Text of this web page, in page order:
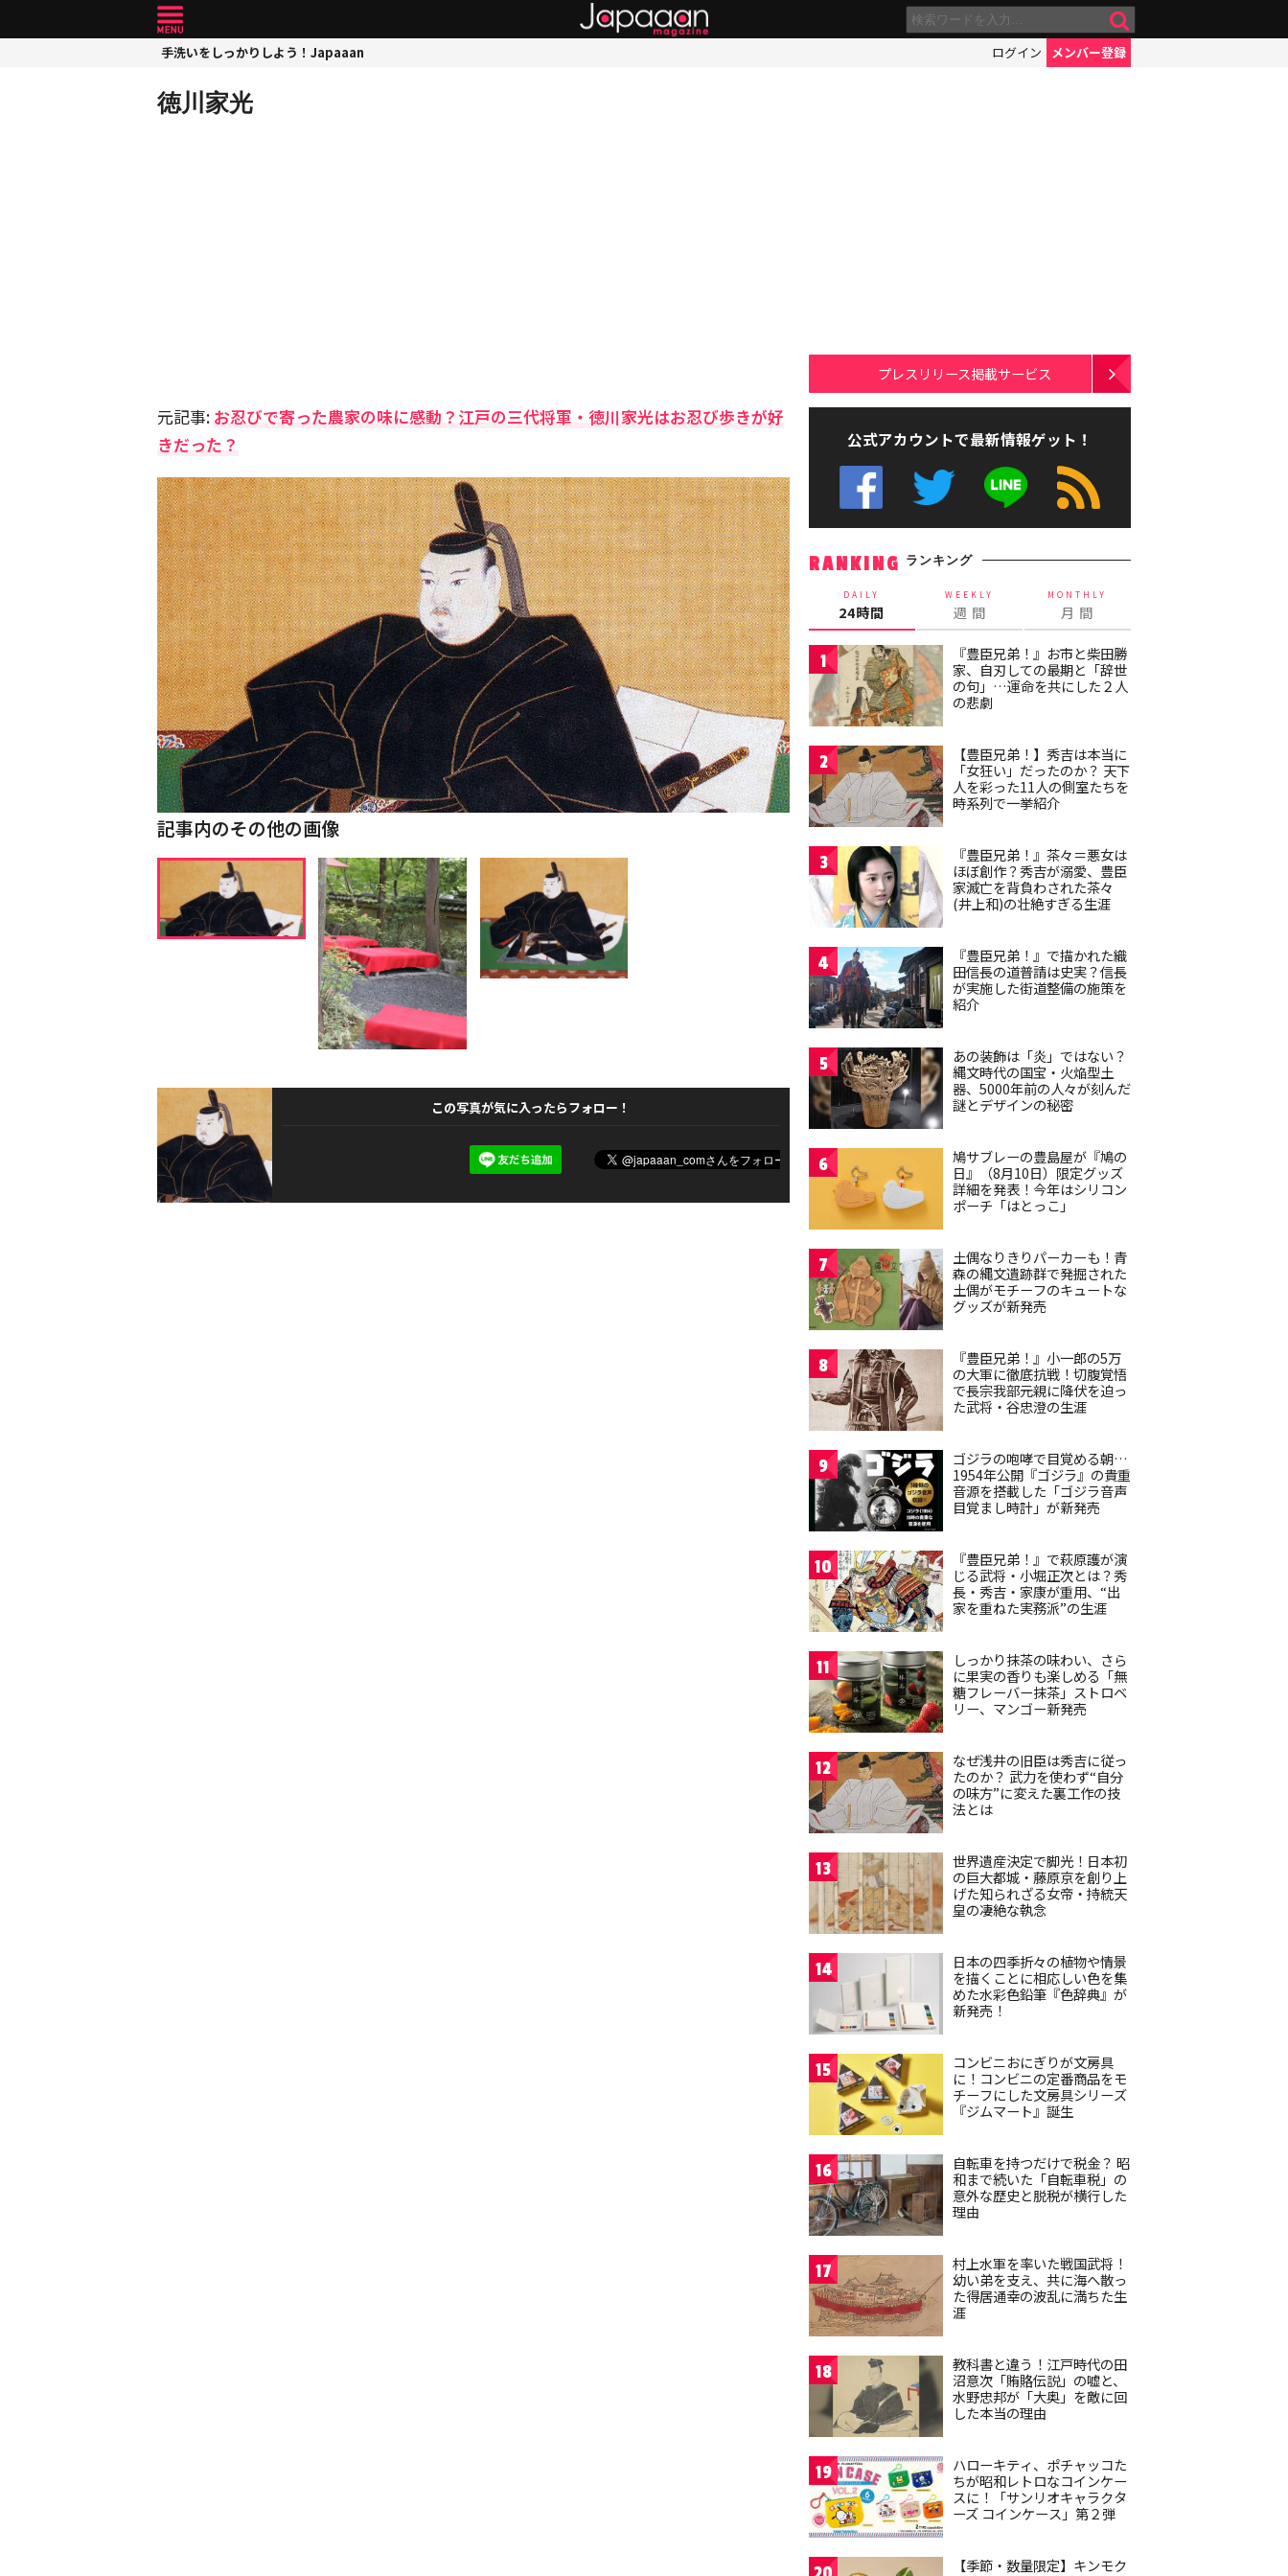
手洗いをしっかりしよう！Japaaan ログイン メンバー登録
徳川家光
元記事: お忍びで寄った農家の味に感動？江戸の三代将軍・徳川家光はお忍び歩きが好
きだった？
記事内のその他の画像
この写真が気に入ったらフォロー！
プレスリリース掲載サービス
公式アカウントで最新情報ゲット！
RANKING ランキング
DAILY
24時間
WEEKLY
週 間
MONTHLY
月 間
1
『豊臣兄弟！』お市と柴田勝
家、自刃しての最期と「辞世
の句」…運命を共にした２人
の悲劇
2
【豊臣兄弟！】秀吉は本当に
「女狂い」だったのか？ 天下
人を彩った11人の側室たちを
時系列で一挙紹介
3
『豊臣兄弟！』茶々＝悪女は
ほぼ創作？秀吉が溺愛、豊臣
家滅亡を背負わされた茶々
(井上和)の壮絶すぎる生涯
4
『豊臣兄弟！』で描かれた織
田信長の道普請は史実？信長
が実施した街道整備の施策を
紹介
5
あの装飾は「炎」ではない？
縄文時代の国宝・火焔型土
器、5000年前の人々が刻んだ
謎とデザインの秘密
6
鳩サブレーの豊島屋が『鳩の
日』（8月10日）限定グッズ
詳細を発表！今年はシリコン
ポーチ「はとっこ」
7
土偶なりきりパーカーも！青
森の縄文遺跡群で発掘された
土偶がモチーフのキュートな
グッズが新発売
8
『豊臣兄弟！』小一郎の5万
の大軍に徹底抗戦！切腹覚悟
で長宗我部元親に降伏を迫っ
た武将・谷忠澄の生涯
9
ゴジラの咆哮で目覚める朝…
1954年公開『ゴジラ』の貴重
音源を搭載した「ゴジラ音声
目覚まし時計」が新発売
10
『豊臣兄弟！』で萩原護が演
じる武将・小堀正次とは？秀
長・秀吉・家康が重用、“出
家を重ねた実務派”の生涯
11
しっかり抹茶の味わい、さら
に果実の香りも楽しめる「無
糖フレーバー抹茶」ストロベ
リー、マンゴー新発売
12
なぜ浅井の旧臣は秀吉に従っ
たのか？ 武力を使わず“自分
の味方”に変えた裏工作の技
法とは
13
世界遺産決定で脚光！日本初
の巨大都城・藤原京を創り上
げた知られざる女帝・持統天
皇の凄絶な執念
14
日本の四季折々の植物や情景
を描くことに相応しい色を集
めた水彩色鉛筆『色辞典』が
新発売！
15
コンビニおにぎりが文房具
に！コンビニの定番商品をモ
チーフにした文房具シリーズ
『ジムマート』誕生
16
自転車を持つだけで税金？ 昭
和まで続いた「自転車税」の
意外な歴史と脱税が横行した
理由
17
村上水軍を率いた戦国武将！
幼い弟を支え、共に海へ散っ
た得居通幸の波乱に満ちた生
涯
18
教科書と違う！江戸時代の田
沼意次「賄賂伝説」の嘘と、
水野忠邦が「大奥」を敵に回
した本当の理由
19
ハローキティ、ポチャッコた
ちが昭和レトロなコインケー
スに！「サンリオキャラクタ
ーズ コインケース」第２弾
【季節・数量限定】キンモク